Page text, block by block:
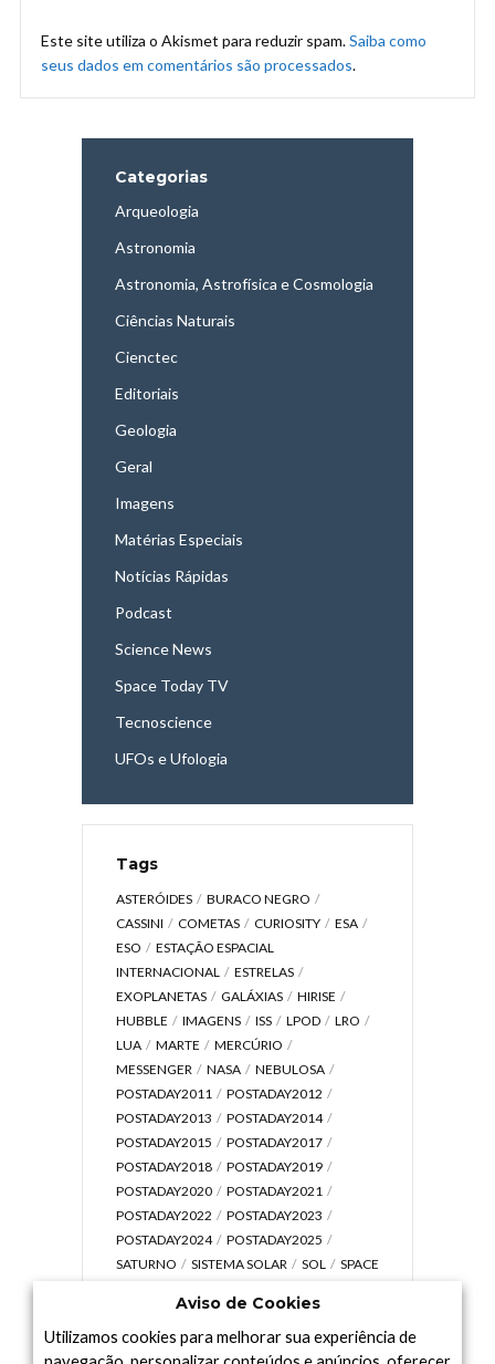
Este site utiliza o Akismet para reduzir spam.Saiba como
seus dados em comentários são processados.
Categorias
Arqueologia
Astronomia
Astronomia, Astrofísica e Cosmologia
Ciências Naturais
Cienctec
Editoriais
Geologia
Geral
Imagens
Matérias Especiais
Notícias Rápidas
Podcast
Science News
Space Today TV
Tecnoscience
UFOs e Ufologia
Tags
ASTERÓIDES
BURACO NEGRO
CASSINI
COMETAS CURIOSITY
ESA
ESO
ESTAÇÃO ESPACIAL
INTERNACIONAL
ESTRELAS
EXOPLANETAS
GALÁXIAS
HIRISE
HUBBLE
IMAGENS ISS LPOD
LRO
LUA
MARTE
MERCÚRIO
MESSENGER
NASA
NEBULOSA
POSTADAY2011
POSTADAY2012
POSTADAY2013
POSTADAY2014
POSTADAY2015
POSTADAY2017
POSTADAY2018
POSTADAY2019
POSTADAY2020
POSTADAY2021
POSTADAY2022
POSTADAY2023
POSTADAY2024
POSTADAY2025
SATURNO
SISTEMA SOLAR SOL
SPACE
UNIVERSO
VÍDEO
Aviso de Cookies
Utilizamos cookies para melhorar sua experiência de